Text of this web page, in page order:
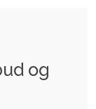
og